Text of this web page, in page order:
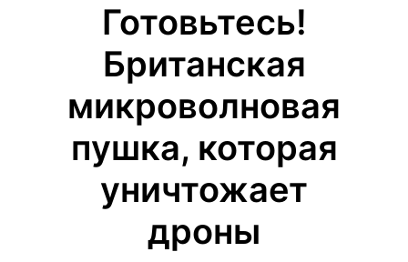
Готовьтесь!
Британская
микроволновая
пушка, которая
уничтожает
дроны